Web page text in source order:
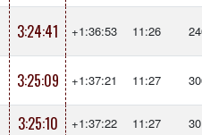
3:24:41 +1:36:53 11:26
3:25:09 +1:37:21 11:27
3:25:10 +1:37:22 11:27